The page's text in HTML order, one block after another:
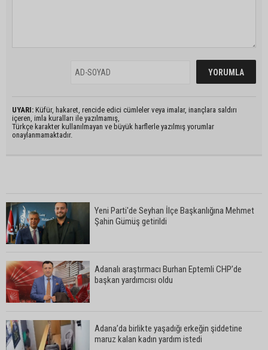
UYARI: Küfür, hakaret, rencide edici cümleler veya imalar, inançlara saldırı
içeren, imla kuralları ile yazılmamış,
Türkçe karakter kullanılmayan ve büyük harflerle yazılmış yorumlar
onaylanmamaktadır.
Yeni Parti'de Seyhan İlçe Başkanlığına Mehmet
Şahin Gümüş getirildi
Adanalı araştırmacı Burhan Eptemli CHP’de
başkan yardımcısı oldu
Adana’da birlikte yaşadığı erkeğin şiddetine
maruz kalan kadın yardım istedi